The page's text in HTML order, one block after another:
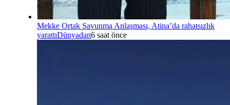
Mekke Ortak Savunma Anlaşması, Atina’da rahatsızlık
yarattıDünyadan6 saat önce